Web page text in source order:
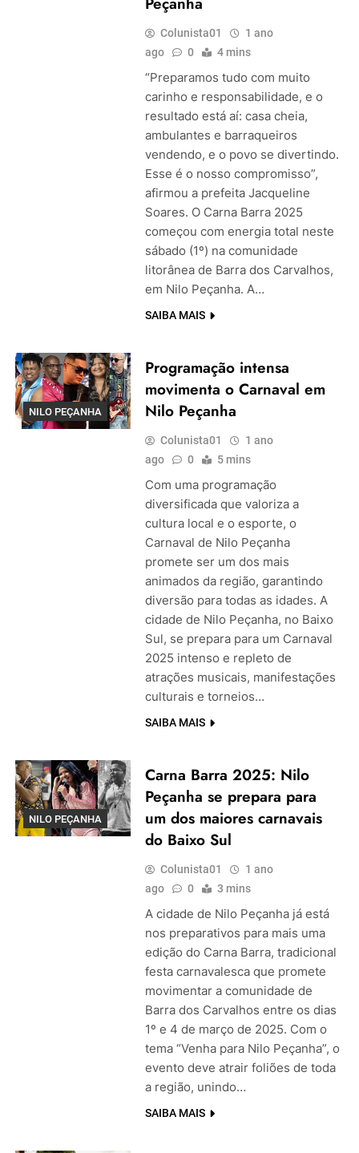
Colunista01
1 ano
ago
0 4 mins
“Preparamos tudo com muito
carinho e responsabilidade, e o
resultado está aí: casa cheia,
ambulantes e barraqueiros
vendendo, e o povo se divertindo.
Esse é o nosso compromisso”,
afirmou a prefeita Jacqueline
Soares. O Carna Barra 2025
começou com energia total neste
sábado (1º) na comunidade
litorânea de Barra dos Carvalhos,
em Nilo Peçanha. A…
SAIBA MAIS
NILO PEÇANHA
Programação intensa
movimenta o Carnaval em
Nilo Peçanha
Colunista01
1 ano
ago
0 5 mins
Com uma programação
diversificada que valoriza a
cultura local e o esporte, o
Carnaval de Nilo Peçanha
promete ser um dos mais
animados da região, garantindo
diversão para todas as idades. A
cidade de Nilo Peçanha, no Baixo
Sul, se prepara para um Carnaval
2025 intenso e repleto de
atrações musicais, manifestações
culturais e torneios…
SAIBA MAIS
NILO PEÇANHA
Carna Barra 2025: Nilo
Peçanha se prepara para
um dos maiores carnavais
do Baixo Sul
Colunista01
1 ano
ago
0 3 mins
A cidade de Nilo Peçanha já está
nos preparativos para mais uma
edição do Carna Barra, tradicional
festa carnavalesca que promete
movimentar a comunidade de
Barra dos Carvalhos entre os dias
1º e 4 de março de 2025. Com o
tema “Venha para Nilo Peçanha”, o
evento deve atrair foliões de toda
a região, unindo…
SAIBA MAIS